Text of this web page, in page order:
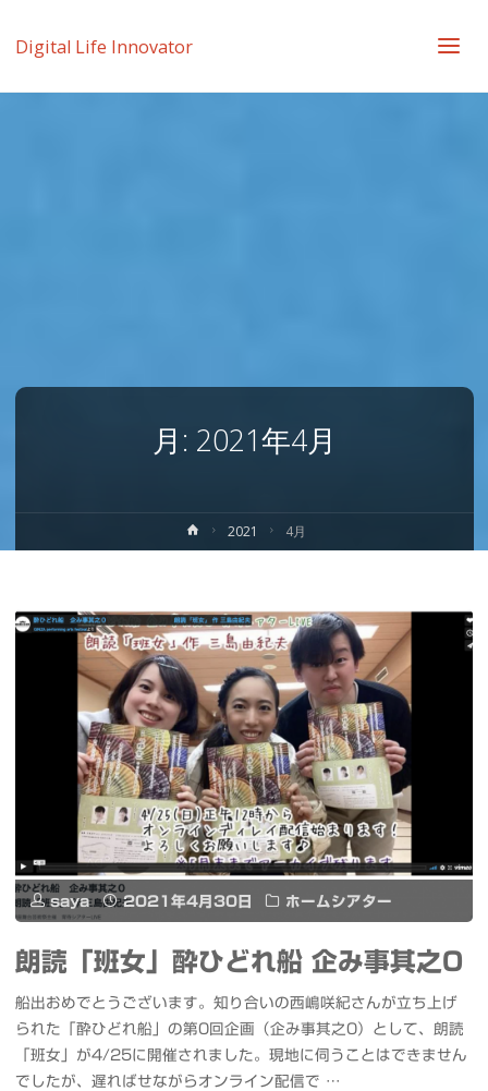
Digital Life Innovator
月: 2021年4月
ホ
ー
2021 4月
saya 2021年4月30日 ホームシアター
朗読「班女」酔ひどれ船 企み事其之0
船出おめでとうございます。知り合いの西嶋咲紀さんが立ち上げ
られた「酔ひどれ船」の第0回企画（企み事其之0）として、朗読
「班女」が4/25に開催されました。現地に伺うことはできません
でしたが、遅ればせながらオンライン配信で …